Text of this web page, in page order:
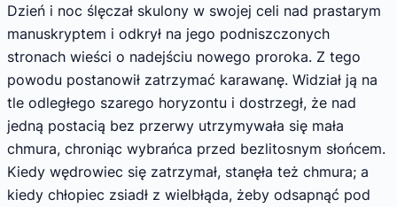
Dzień i noc ślęczał skulony w swojej celi nad prastarym
manuskryptem i odkrył na jego podniszczonych
stronach wieści o nadejściu nowego proroka. Z tego
powodu postanowił zatrzymać karawanę. Widział ją na
tle odległego szarego horyzontu i dostrzegł, że nad
jedną postacią bez przerwy utrzymywała się mała
chmura, chroniąc wybrańca przed bezlitosnym słońcem.
Kiedy wędrowiec się zatrzymał, stanęła też chmura; a
kiedy chłopiec zsiadł z wielbłąda, żeby odsapnąć pod